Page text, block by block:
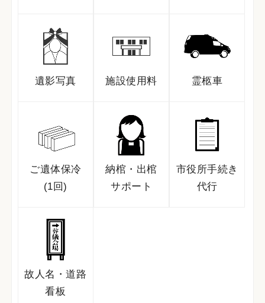
遺影写真 施設使用料 霊柩車
ご遺体保冷
(1回)
納棺・出棺
サポート
市役所手続き
代行
故人名・道路
看板